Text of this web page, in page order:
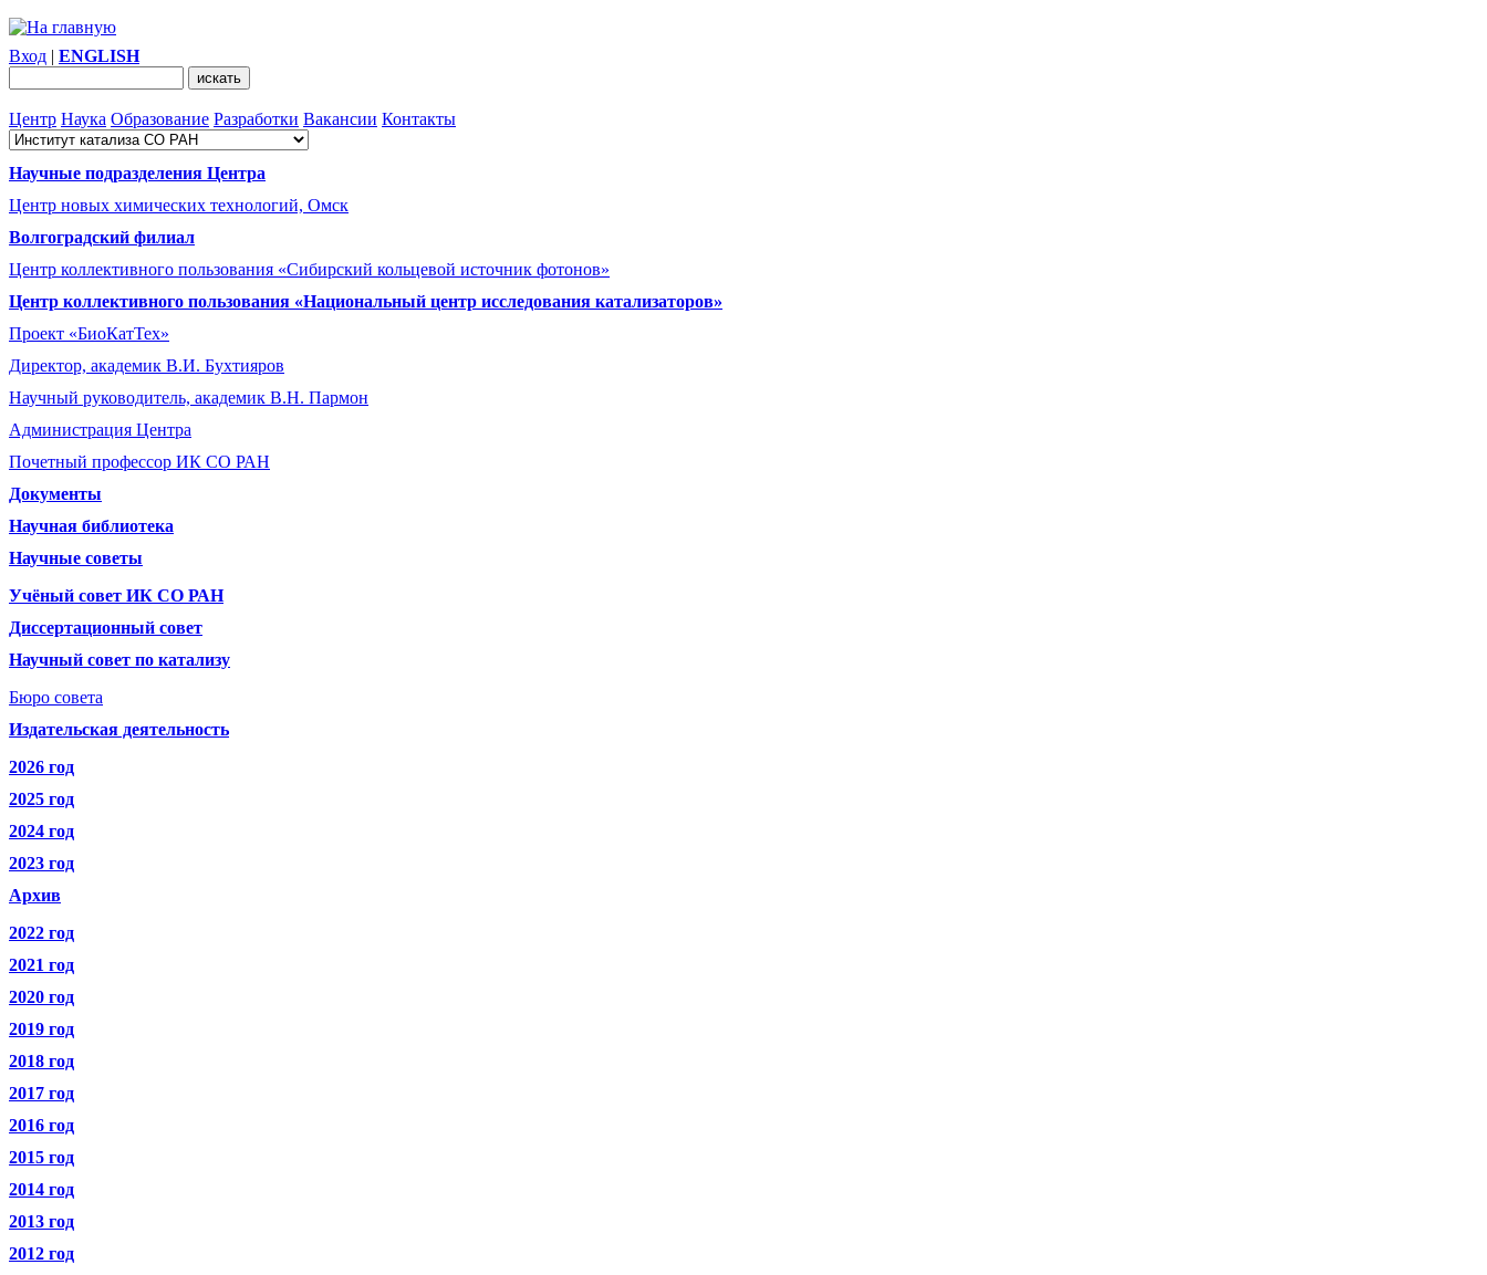
Вход | ENGLISH
Центр Наука Образование Разработки Вакансии Контакты
Научные подразделения Центра
Центр новых химических технологий, Омск
Волгоградский филиал
Центр коллективного пользования «Сибирский кольцевой источник фотонов»
Центр коллективного пользования «Национальный центр исследования катализаторов»
Проект «БиоКатТех»
Директор, академик В.И. Бухтияров
Научный руководитель, академик В.Н. Пармон
Администрация Центра
Почетный профессор ИК СО РАН
Документы
Научная библиотека
Научные советы
Учёный совет ИК СО РАН
Диссертационный совет
Научный совет по катализу
Бюро совета
Издательская деятельность
2026 год
2025 год
2024 год
2023 год
Архив
2022 год
2021 год
2020 год
2019 год
2018 год
2017 год
2016 год
2015 год
2014 год
2013 год
2012 год